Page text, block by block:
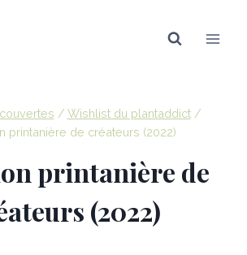
/ Wishlist du plantaddict /
printanière de créateurs (2022)
printanière de
(2022)